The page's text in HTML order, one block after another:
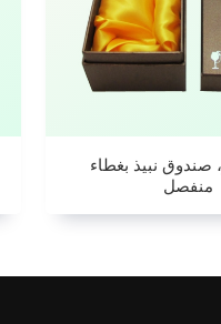
نبيذ بغطاء
منفصل